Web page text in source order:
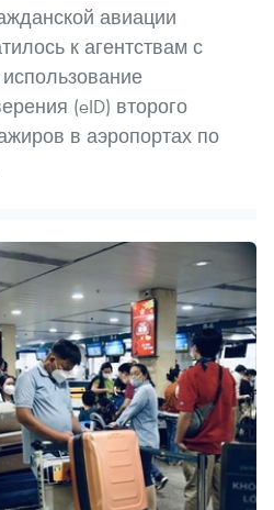
авиации
к агентствам с
(eID) второго
в аэропортах по